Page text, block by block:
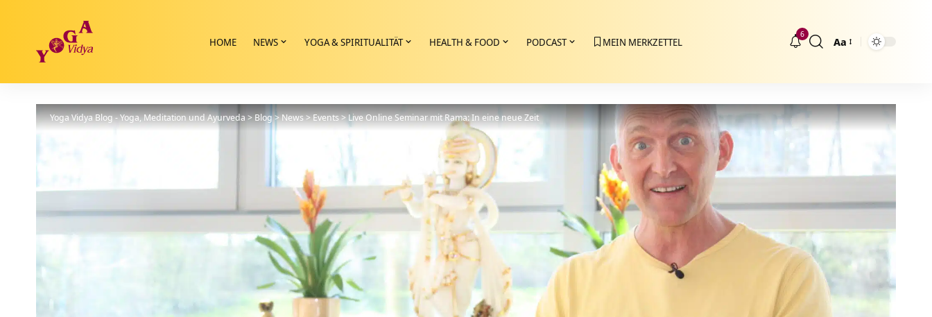
HOME NEWS YOGA & SPIRITUALITÄT HEALTH & FOOD PODCAST MEIN MERKZETTEL
6
Größenänderung
Aa
Yoga Vidya Blog - Yoga, Meditation und Ayurveda>Blog>News>Events>Live Online Seminar mit Rama: In eine neue Zeit